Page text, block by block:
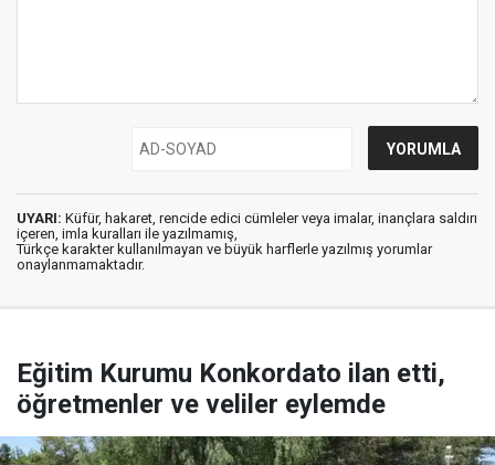
UYARI: Küfür, hakaret, rencide edici cümleler veya imalar, inançlara saldırı
içeren, imla kuralları ile yazılmamış,
Türkçe karakter kullanılmayan ve büyük harflerle yazılmış yorumlar
onaylanmamaktadır.
Eğitim Kurumu Konkordato ilan etti,
öğretmenler ve veliler eylemde